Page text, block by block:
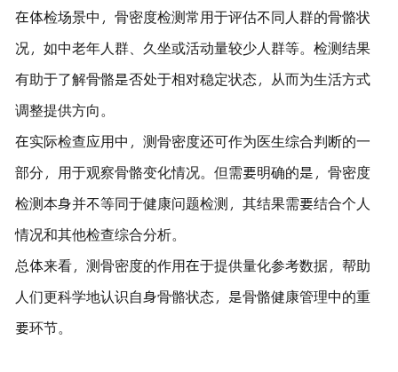
在体检场景中，骨密度检测常用于评估不同人群的骨骼状
况，如中老年人群、久坐或活动量较少人群等。检测结果
有助于了解骨骼是否处于相对稳定状态，从而为生活方式
调整提供方向。
在实际检查应用中，测骨密度还可作为医生综合判断的一
部分，用于观察骨骼变化情况。但需要明确的是，骨密度
检测本身并不等同于健康问题检测，其结果需要结合个人
情况和其他检查综合分析。
总体来看，测骨密度的作用在于提供量化参考数据，帮助
人们更科学地认识自身骨骼状态，是骨骼健康管理中的重
要环节。